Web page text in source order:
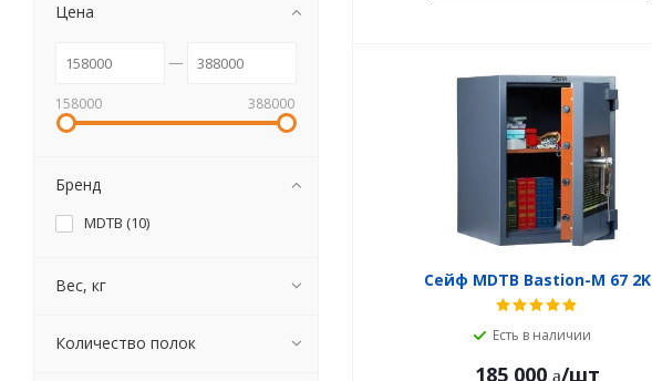
Сейф MDTB Bastion-M 67 2K
Есть в наличии
185 000 /шт
Цена
158000 388000
Бренд
MDTB (10)
Вес, кг
Количество полок